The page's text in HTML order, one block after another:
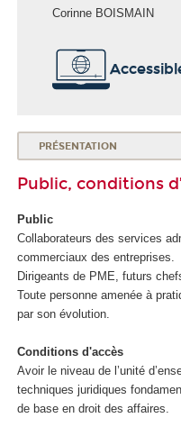
Corinne BOISMAIN
PRÉSENTATION
Public, conditions
Public
Collaborateurs des services
commerciaux des entreprises.
Dirigeants de PME, futurs
Toute personne amenée à
par son évolution.
Conditions d'accès
Avoir le niveau de l’unité
techniques juridiques
de base en droit des affaires.